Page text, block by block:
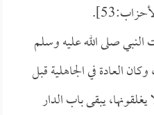
صلى الله عليه وسلم
العادة في الجاهلية قبل
يبقى باب الدار